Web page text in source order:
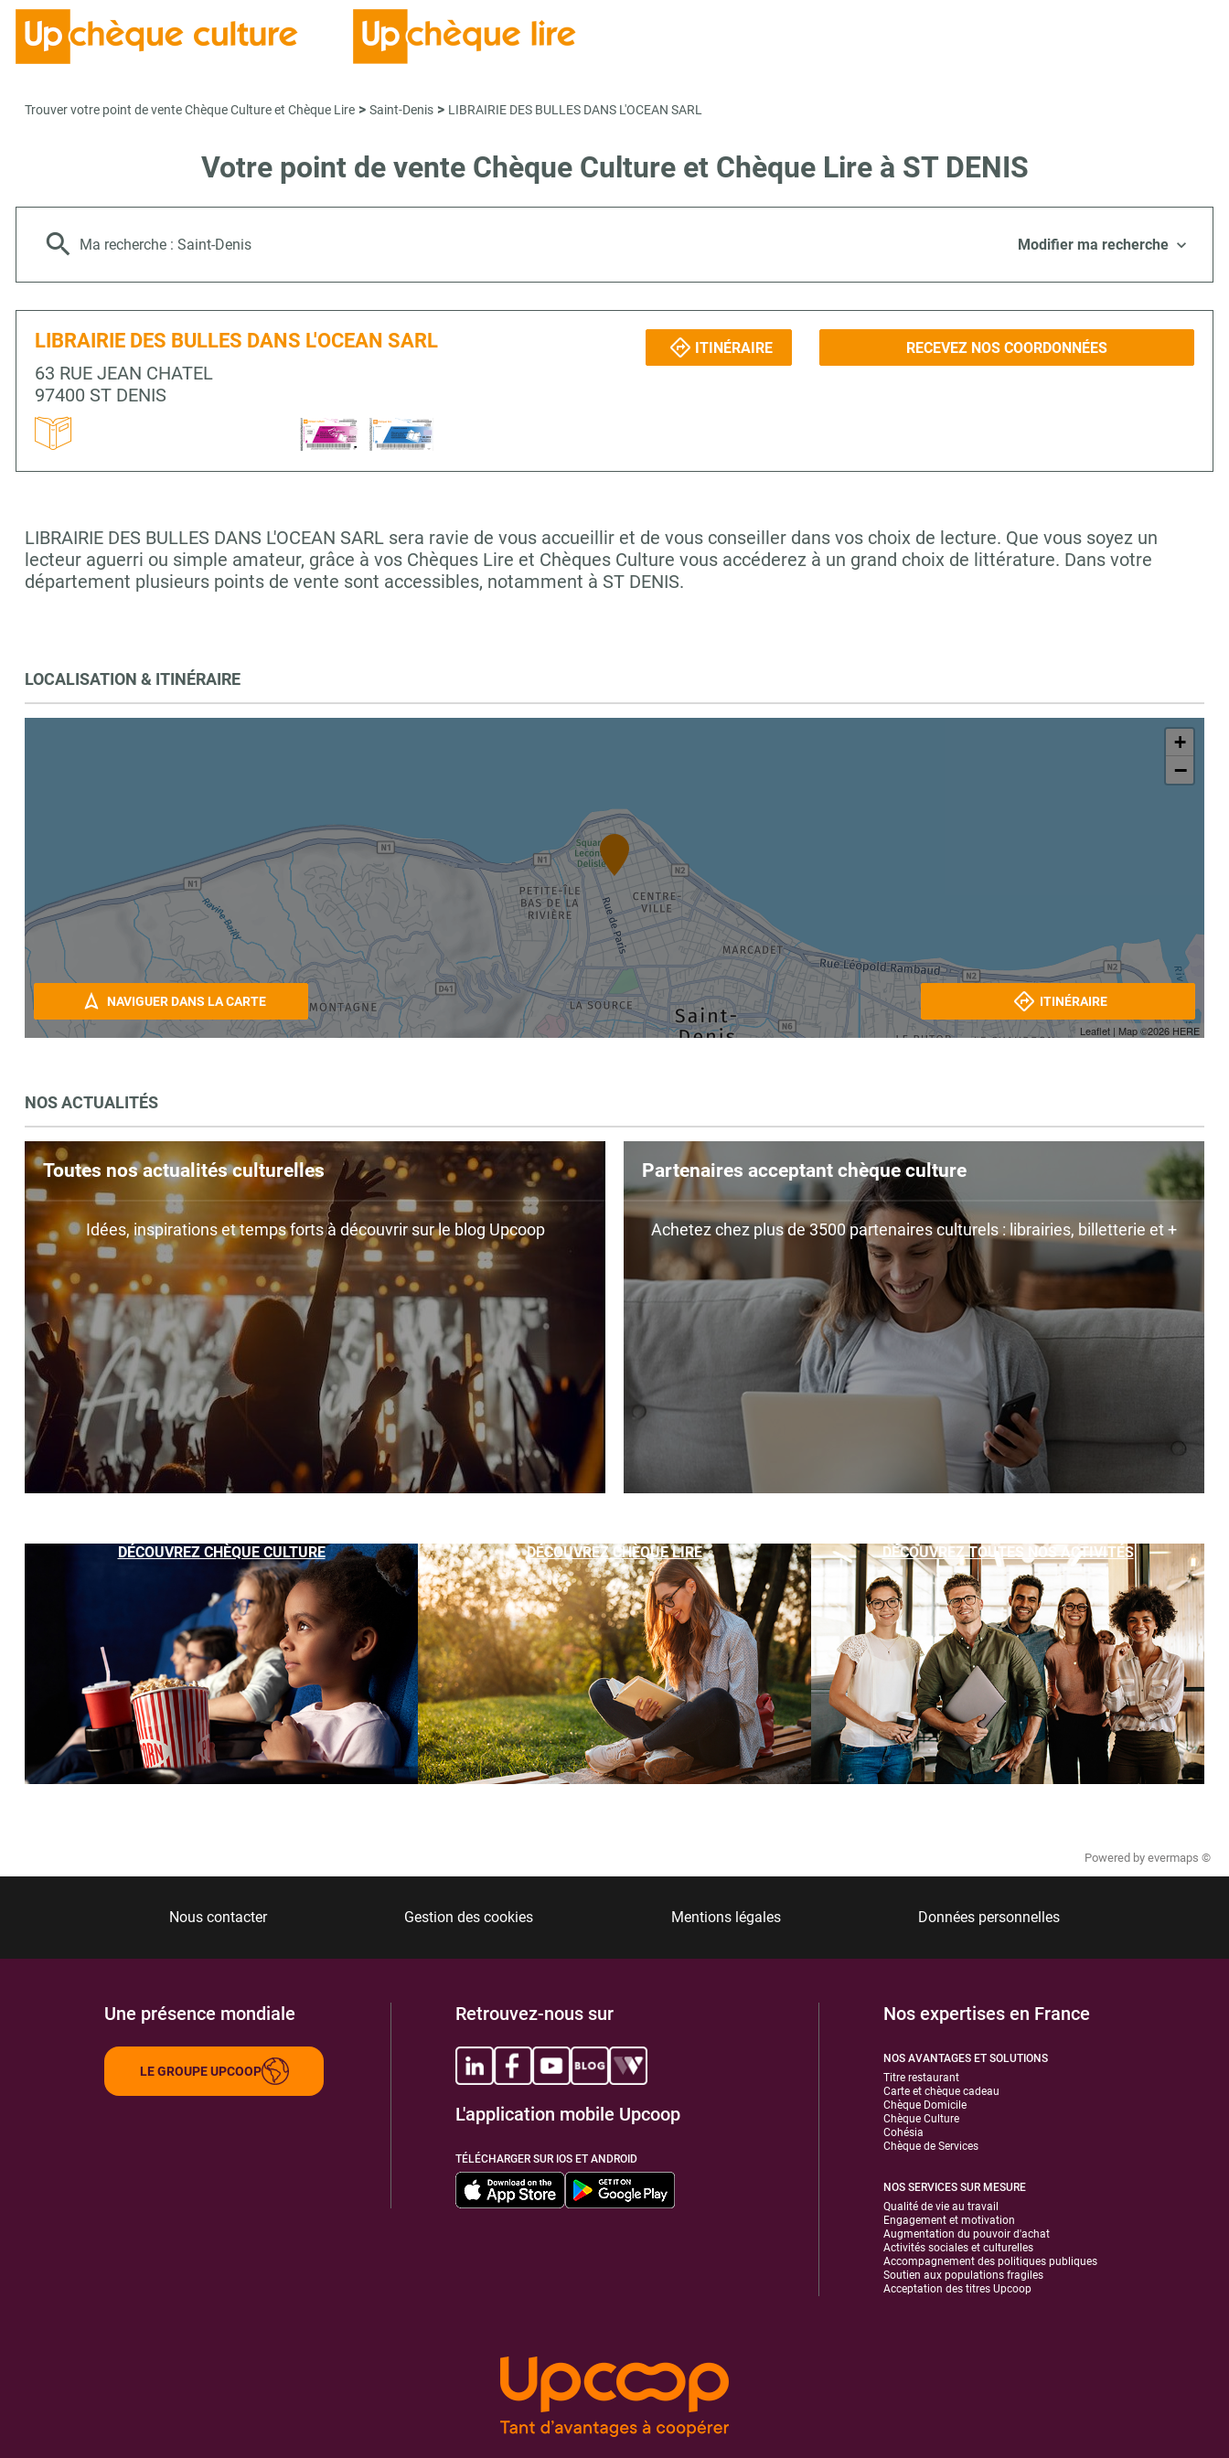
Trouver votre point de vente Chèque Culture et Chèque Lire > Saint-Denis > LIBRAIRIE DES BULLES DANS L'OCEAN SARL
Votre point de vente Chèque Culture et Chèque Lire à ST DENIS
Ma recherche : Saint-Denis Modifier ma recherche
LIBRAIRIE DES BULLES DANS L'OCEAN SARL
63 RUE JEAN CHATEL
97400 ST DENIS
ITINÉRAIRE RECEVEZ NOS COORDONNÉES
LIBRAIRIE DES BULLES DANS L'OCEAN SARL sera ravie de vous accueillir et de vous conseiller dans vos choix de lecture. Que vous soyez un
lecteur aguerri ou simple amateur, grâce à vos Chèques Lire et Chèques Culture vous accéderez à un grand choix de littérature. Dans votre
département plusieurs points de vente sont accessibles, notamment à ST DENIS.
LOCALISATION & ITINÉRAIRE
+
−
Leaflet | Map ©2026 HERE
NAVIGUER DANS LA CARTE ITINÉRAIRE
NOS ACTUALITÉS
Toutes nos actualités culturelles
Idées, inspirations et temps forts à découvrir sur le blog Upcoop
Partenaires acceptant chèque culture
Achetez chez plus de 3500 partenaires culturels : librairies, billetterie et +
DÉCOUVREZ CHÈQUE CULTURE DÉCOUVREZ CHÈQUE LIRE DÉCOUVREZ TOUTES NOS ACTIVITÉS
Powered by evermaps ©
Nous contacter Gestion des cookies Mentions légales Données personnelles
Une présence mondiale
LE GROUPE UPCOOP
Retrouvez-nous sur
L'application mobile Upcoop
TÉLÉCHARGER SUR IOS ET ANDROID
Nos expertises en France
NOS AVANTAGES ET SOLUTIONS
Titre restaurant
Carte et chèque cadeau
Chèque Domicile
Chèque Culture
Cohésia
Chèque de Services
NOS SERVICES SUR MESURE
Qualité de vie au travail
Engagement et motivation
Augmentation du pouvoir d'achat
Activités sociales et culturelles
Accompagnement des politiques publiques
Soutien aux populations fragiles
Acceptation des titres Upcoop